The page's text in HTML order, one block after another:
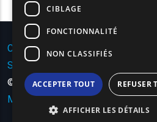
Conditions d'utilisation | Politique
Sitemap
© Copyright 2024 - Tous droits
Macédoine orientale et de Thrace.
CIBLAGE
FONCTIONNALITÉ
NON CLASSIFIÉS
ACCEPTER TOUT REFUSER
AFFICHER LES DÉTAILS